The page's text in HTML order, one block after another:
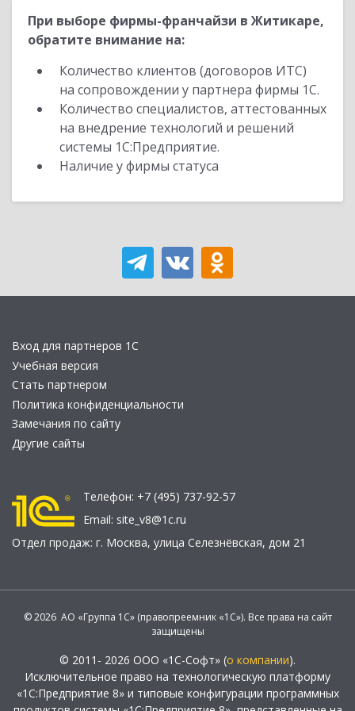
При выборе фирмы-франчайзи в Житикаре,
обратите внимание на:
Количество клиентов (договоров ИТС)
на сопровождении у партнера фирмы 1С.
Количество специалистов, аттестованных
на внедрение технологий и решений
системы 1С:Предприятие.
Наличие у фирмы статуса
Вход для партнеров 1С
Учебная версия
Стать партнером
Политика конфиденциальности
Замечания по сайту
Другие сайты
Телефон: +7 (495) 737-92-57
Email: site_v8@1c.ru
Отдел продаж: г. Москва, улица Селезнёвская, дом 21
© 2026 АО «Группа 1С» (правопреемник «1С»). Все права на сайт
защищены
© 2011- 2026 ООО «1С-Софт» (о компании).
Исключительное право на технологическую платформу
«1С:Предприятие 8» и типовые конфигурации программных